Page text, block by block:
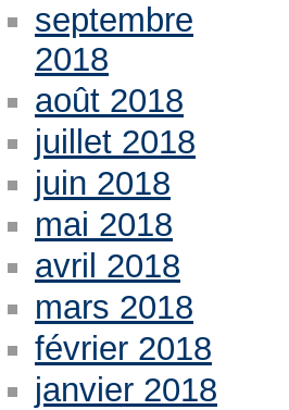
septembre
2018
août 2018
juillet 2018
juin 2018
mai 2018
avril 2018
mars 2018
février 2018
janvier 2018